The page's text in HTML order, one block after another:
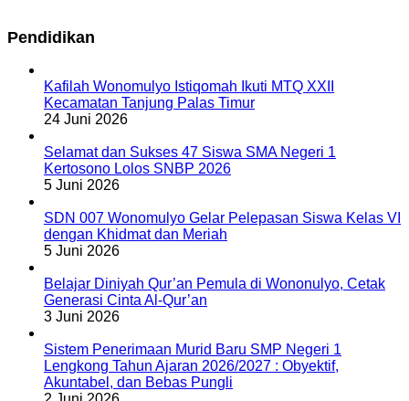
Pendidikan
Kafilah Wonomulyo Istiqomah Ikuti MTQ XXII
Kecamatan Tanjung Palas Timur
24 Juni 2026
Selamat dan Sukses 47 Siswa SMA Negeri 1
Kertosono Lolos SNBP 2026
5 Juni 2026
SDN 007 Wonomulyo Gelar Pelepasan Siswa Kelas VI
dengan Khidmat dan Meriah
5 Juni 2026
Belajar Diniyah Qur’an Pemula di Wononulyo, Cetak
Generasi Cinta Al-Qur’an
3 Juni 2026
Sistem Penerimaan Murid Baru SMP Negeri 1
Lengkong Tahun Ajaran 2026/2027 : Obyektif,
Akuntabel, dan Bebas Pungli